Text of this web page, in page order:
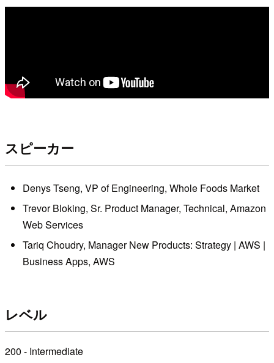
スピーカー
Denys Tseng, VP of Engineering, Whole Foods Market
Trevor Bloking, Sr. Product Manager, Technical, Amazon
Web Services
Tariq Choudry, Manager New Products: Strategy | AWS |
Business Apps, AWS
レベル
200 - Intermediate